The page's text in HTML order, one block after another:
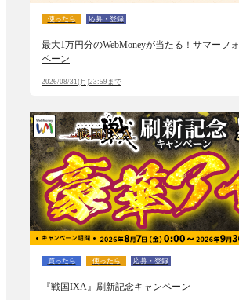
使ったら 応募・登録
最大1万円分のWebMoneyが当たる！サマーフ
ペーン
2026/08/31(月)23:59まで
買ったら 使ったら 応募・登録
『戦国IXA』刷新記念キャンペーン